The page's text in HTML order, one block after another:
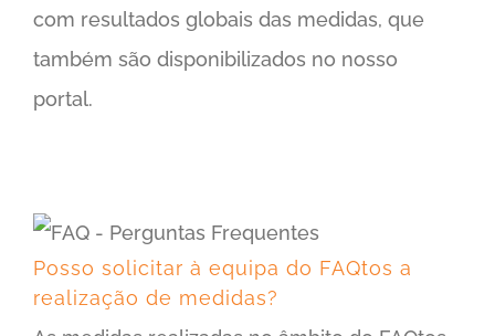
com resultados globais das medidas, que
também são disponibilizados no nosso
portal.
Posso solicitar à equipa do FAQtos a
realização de medidas?